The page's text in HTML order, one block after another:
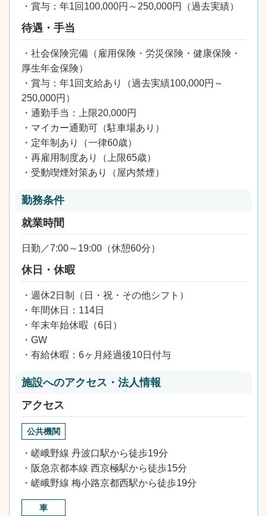
・賞与：年1回100,000円～250,000円（過去実績）
待遇・手当
・社会保険完備（雇用保険・労災保険・健康保険・
厚生年金保険）
・賞与：年1回支給あり（過去実績100,000円～
250,000円）
・通勤手当：上限20,000円
・マイカー通勤可（駐車場あり）
・定年制あり（一律60歳）
・再雇用制度あり（上限65歳）
・受動喫煙対策あり（屋内禁煙）
勤務条件
就業時間
日勤／7:00～19:00（休憩60分）
休日・休暇
・週休2日制（日・祝・その他シフト）
・年間休日：114日
・年末年始休暇（6日）
・GW
・有給休暇：6ヶ月経過後10日付与
施設へのアクセス・法人情報
アクセス
公共機関
・嵯峨野線 丹波口駅から徒歩19分
・阪急京都本線 西京極駅から徒歩15分
・嵯峨野線 梅小路京都西駅から徒歩19分
車